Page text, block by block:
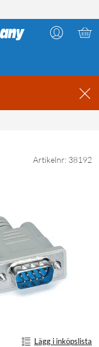
Artikelnr: 38192
Lägg i inköpslista